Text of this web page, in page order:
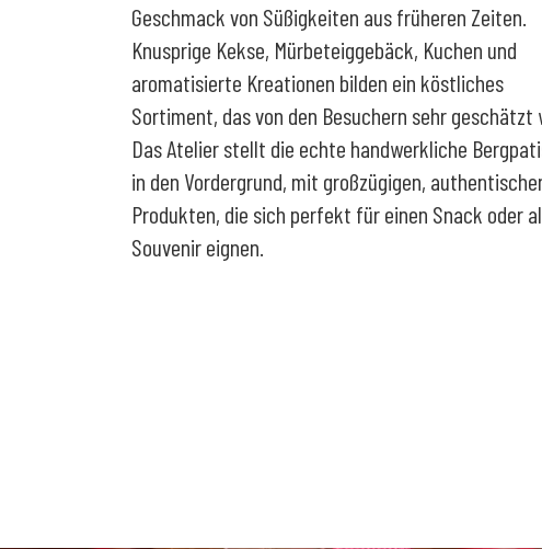
Geschmack von Süßigkeiten aus früheren Zeiten.
Knusprige Kekse, Mürbeteiggebäck, Kuchen und
aromatisierte Kreationen bilden ein köstliches
Sortiment, das von den Besuchern sehr geschätzt
Das Atelier stellt die echte handwerkliche
in den Vordergrund, mit großzügigen,
Produkten, die sich perfekt für einen Snack oder
Souvenir eignen.